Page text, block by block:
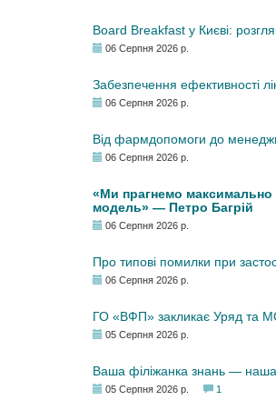
Board Breakfast у Києві:
06 Серпня 2026 р.
Забезпечення ефективності
06 Серпня 2026 р.
Від фармдопомоги до
06 Серпня 2026 р.
«Ми прагнемо максимально
модель» — Петро Багрій
06 Серпня 2026 р.
Про типові помилки при
06 Серпня 2026 р.
ГО «ВФП» закликає Уряд та
05 Серпня 2026 р.
Ваша філіжанка знань —
05 Серпня 2026 р. 1